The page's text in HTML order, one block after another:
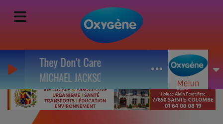
They Don't Care About Us
MICHAEL JACKSON